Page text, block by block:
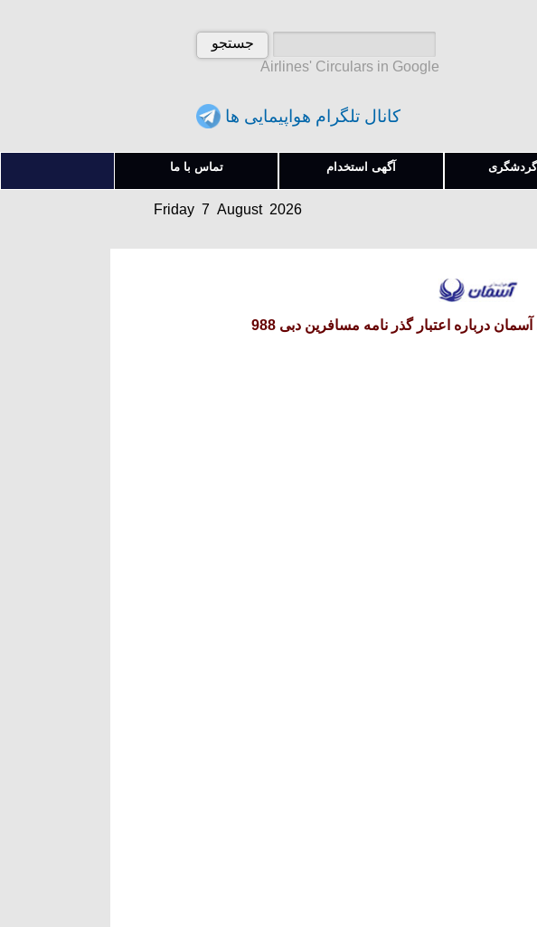
Airlines' Circulars in Google
کانال تلگرام هواپیمایی ها
گردشگری آگهی استخدام تماس با ما
Friday 7 August 2026
آدینه 16 امرداد 1405
Friday 7 August 2026
درباره اعتبار گذر نامه مسافرین دبی 988